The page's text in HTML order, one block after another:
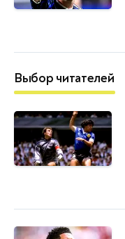
Выбор читателей